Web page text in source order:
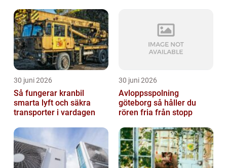
30 juni 2026
Så fungerar kranbil
smarta lyft och säkra
transporter i vardagen
30 juni 2026
Avloppsspolning
göteborg så håller du
rören fria från stopp